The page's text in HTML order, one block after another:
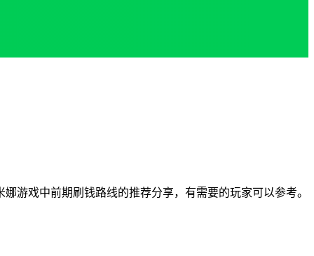
游戏中前期刷钱路线的推荐分享，有需要的玩家可以参考。